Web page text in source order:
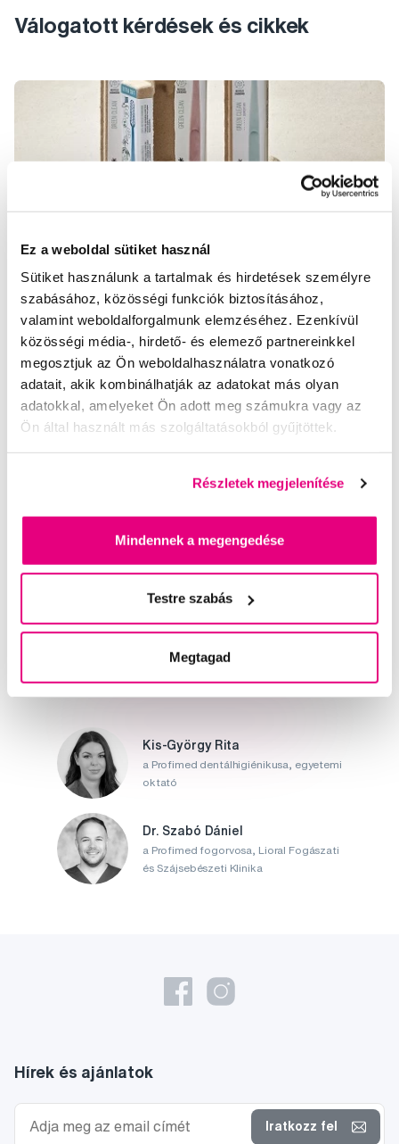
Ez a weboldal sütiket használ
Sütiket használunk a tartalmak és hirdetések személyre
szabásához, közösségi funkciók biztosításához,
valamint weboldalforgalmunk elemzéséhez. Ezenkívül
közösségi média-, hirdető- és elemező partnereinkkel
megosztjuk az Ön weboldalhasználatra vonatkozó
adatait, akik kombinálhatják az adatokat más olyan
adatokkal, amelyeket Ön adott meg számukra vagy az
Ön által használt más szolgáltatásokból gyűjtöttek.
Részletek megjelenítése
Mindennek a megengedése
Testre szabás
Megtagad
Válogatott kérdések és cikkek
Ökológia
A környezetvédelem és a hosszú távú fenntarthatóság
olyan témák, amelyekkel egyre komolyabban foglalkozunk.
A fogászati ellátás szempontjából nagyon fontos az a
kérdés, hogy hogyan lehet tov...
Teljes cikk
tanácsadó felületünkön találhat
, vagyírjonnekünk közvetlenül
Írjon szakértőinknek
Kis-György Rita
a Profimed dentálhigiénikusa, egyetemi
oktató
Dr. Szabó Dániel
a Profimed fogorvosa, Lioral Fogászati
és Szájsebészeti Klinika
Hírek és ajánlatok
Iratkozz fel